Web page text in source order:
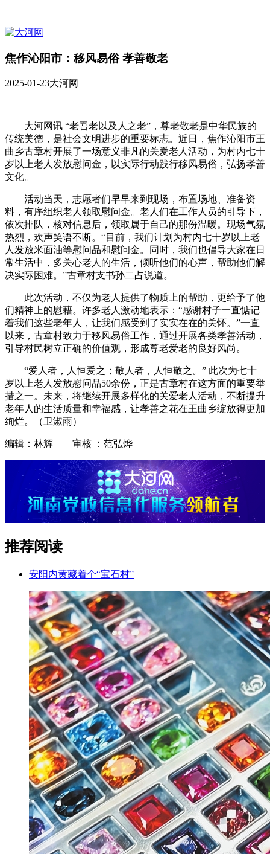
焦作沁阳市：移风易俗 孝善敬老
2025-01-23大河网
大河网讯 “老吾老以及人之老”，尊老敬老是中华民族的
传统美德，是社会文明进步的重要标志。近日，焦作沁阳市王
曲乡古章村开展了一场意义非凡的关爱老人活动，为村内七十
岁以上老人发放慰问金，以实际行动践行移风易俗，弘扬孝善
文化。
活动当天，志愿者们早早来到现场，布置场地、准备资
料，有序组织老人领取慰问金。老人们在工作人员的引导下，
依次排队，核对信息后，领取属于自己的那份温暖。现场气氛
热烈，欢声笑语不断。“目前，我们计划为村内七十岁以上老
人发放米面油等慰问品和慰问金。同时，我们也倡导大家在日
常生活中，多关心老人的生活，倾听他们的心声，帮助他们解
决实际困难。”古章村支书孙二占说道。
此次活动，不仅为老人提供了物质上的帮助，更给予了他
们精神上的慰藉。许多老人激动地表示：“感谢村子一直惦记
着我们这些老年人，让我们感受到了实实在在的关怀。”一直
以来，古章村致力于移风易俗工作，通过开展各类孝善活动，
引导村民树立正确的价值观，形成尊老爱老的良好风尚。
“爱人者，人恒爱之；敬人者，人恒敬之。” 此次为七十
岁以上老人发放慰问品50余份，正是古章村在这方面的重要举
措之一。未来，将继续开展多样化的关爱老人活动，不断提升
老年人的生活质量和幸福感，让孝善之花在王曲乡绽放得更加
绚烂。（卫淑雨）
编辑：林辉 审核 ：范弘烨
推荐阅读
安阳内黄藏着个“宝石村”